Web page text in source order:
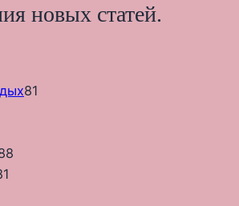
новых статей.
81